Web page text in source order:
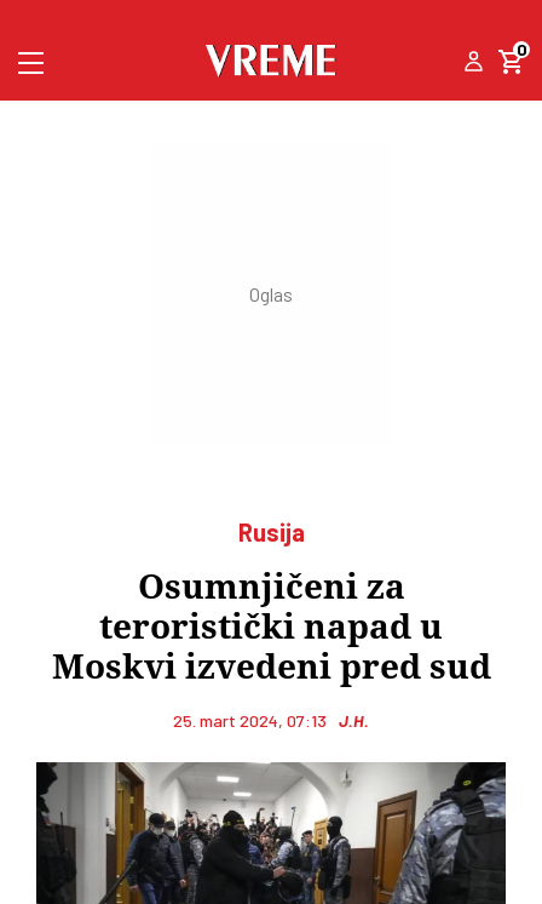
0
Rusija
Osumnjičeni za
teroristički napad u
Moskvi izvedeni pred sud
25. mart 2024, 07:13 J.H.